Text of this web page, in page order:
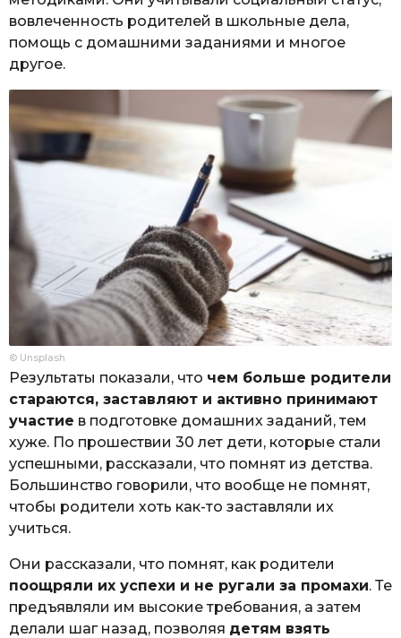
вовлеченность родителей в школьные дела,
помощь с домашними заданиями и многое
другое.
© Unsplash
Результаты показали, что чем больше родители
стараются, заставляют и активно принимают
участие в подготовке домашних заданий, тем
хуже. По прошествии 30 лет дети, которые стали
успешными, рассказали, что помнят из детства.
Большинство говорили, что вообще не помнят,
чтобы родители хоть как-то заставляли их
учиться.
Они рассказали, что помнят, как родители
поощряли их успехи и не ругали за промахи. Те
предъявляли им высокие требования, а затем
делали шаг назад, позволяя детям взять